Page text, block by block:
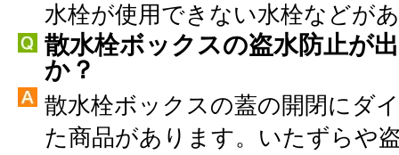
水栓が使用できない水栓などが
散水栓ボックスの盗水防止が
か？
散水栓ボックスの蓋の開閉にダ
た商品があります。いたずらや